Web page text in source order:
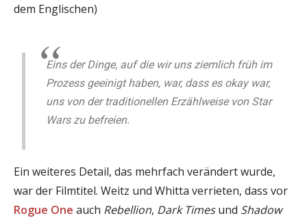
dem Englischen)
Eins der Dinge, auf die wir uns ziemlich früh im
Prozess geeinigt haben, war, dass es okay war,
uns von der traditionellen Erzählweise von Star
Wars zu befreien.
Ein weiteres Detail, das mehrfach verändert wurde,
war der Filmtitel. Weitz und Whitta verrieten, dass vor
Rogue One auch Rebellion, Dark Timesund Shadow